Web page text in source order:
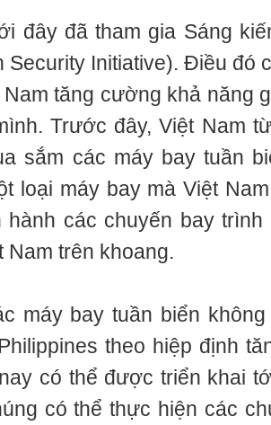
đây đã tham gia Sáng
Security Initiative). Điều đó
tăng cường khả năng
Trước đây, Việt Nam
sắm các máy bay tuần
loại máy bay mà Việt
hành các chuyến bay
Nam trên khoang.
máy bay tuần biển
theo hiệp định
có thể được triển khai
có thể thực hiện các